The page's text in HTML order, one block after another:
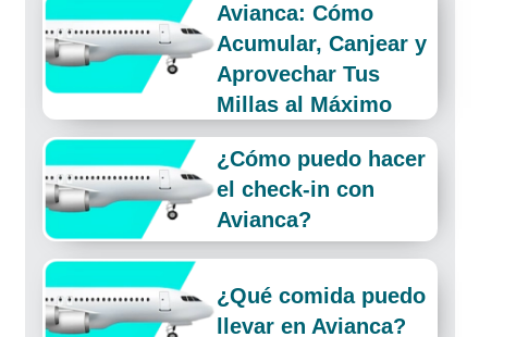
Avianca: Cómo
Acumular, Canjear y
Aprovechar Tus
Millas al Máximo
¿Cómo puedo hacer
el check-in con
Avianca?
¿Qué comida puedo
llevar en Avianca?